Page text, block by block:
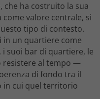
che ha costruito la sua
valore centrale, si
tipo di contesto.
in un quartiere come
suoi bar di quartiere, le
resistere al tempo —
di fondo tra il
in cui quel territorio